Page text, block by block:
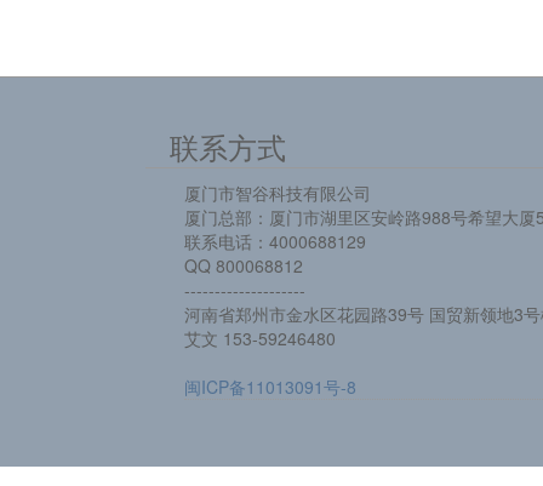
联系方式
厦门市智谷科技有限公司
厦门总部：厦门市湖里区安岭路988号希望大厦
联系电话：4000688129
QQ 800068812
--------------------
河南省郑州市金水区花园路39号 国贸新领地3
艾文 153-59246480
闽ICP备11013091号-8